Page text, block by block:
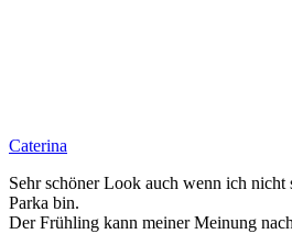
Caterina
Sehr schöner Look auch wenn ich nicht
Parka bin.
Der Frühling kann meiner Meinung